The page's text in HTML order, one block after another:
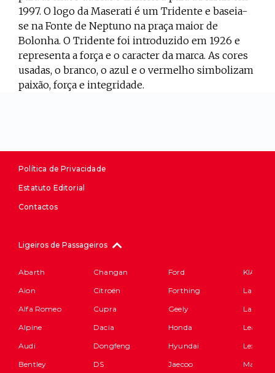
1997. O logo da Maserati é um Tridente e baseia-
se na Fonte de Neptuno na praça maior de
Bolonha. O Tridente foi introduzido em 1926 e
representa a força e o caracter da marca. As cores
usadas, o branco, o azul e o vermelho simbolizam
paixão, força e integridade.
Política de Privacidade
Estatuto Editorial
Contactos
Ligeiros de Passageiros
Abarth
Aion
Alfa Romeo
Alpine
Audi
Bentley
Changan
Citroën
Cupra
Dacia
Dongfeng
DS
Ford
Forthing
Geely
Honda
Hyundai
Jaecoo
KIA
Land
Lexus
Maserati